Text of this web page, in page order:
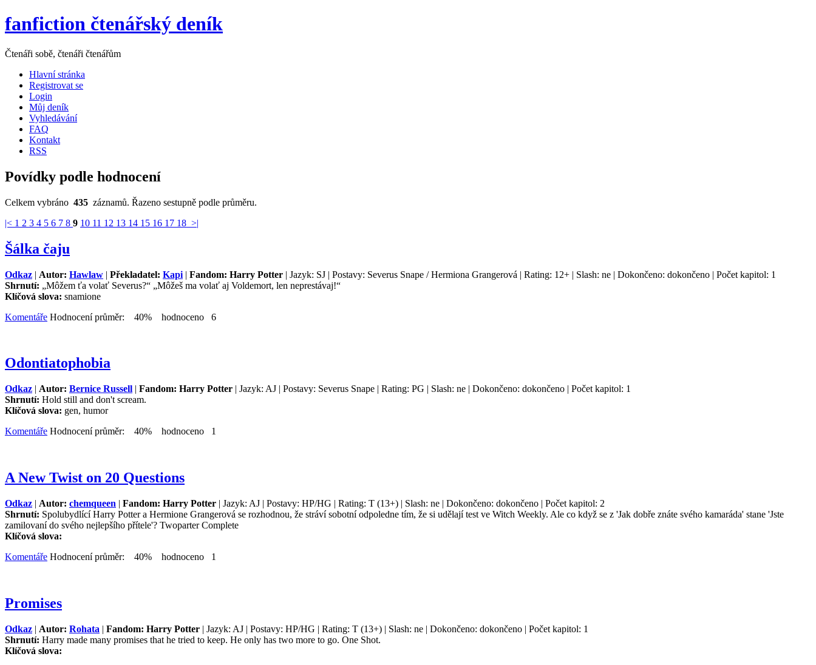
fanfiction čtenářský deník
Čtenáři sobě, čtenáři čtenářům
Hlavní stránka
Registrovat se
Login
Můj deník
Vyhledávání
FAQ
Kontakt
RSS
Povídky podle hodnocení
Celkem vybráno 435 záznamů. Řazeno sestupně podle průměru.
|< 1 2 3 4 5 6 7 8 9 10 11 12 13 14 15 16 17 18 >|
Šálka čaju
Odkaz | Autor: Hawlaw | Překladatel: Kapi | Fandom: Harry Potter | Jazyk: SJ | Postavy: Severus Snape / Hermiona Grangerová | Rating: 12+ | Slash: ne | Dokončeno: dokončeno | Počet kapitol: 1
Shrnutí: „Môžem ťa volať Severus?“ „Môžeš ma volať aj Voldemort, len neprestávaj!“
Klíčová slova: snamione
Komentáře Hodnocení průměr: 40% hodnoceno 6
Odontiatophobia
Odkaz | Autor: Bernice Russell | Fandom: Harry Potter | Jazyk: AJ | Postavy: Severus Snape | Rating: PG | Slash: ne | Dokončeno: dokončeno | Počet kapitol: 1
Shrnutí: Hold still and don't scream.
Klíčová slova: gen, humor
Komentáře Hodnocení průměr: 40% hodnoceno 1
A New Twist on 20 Questions
Odkaz | Autor: chemqueen | Fandom: Harry Potter | Jazyk: AJ | Postavy: HP/HG | Rating: T (13+) | Slash: ne | Dokončeno: dokončeno | Počet kapitol: 2
Shrnutí: Spolubydlící Harry Potter a Hermione Grangerová se rozhodnou, že stráví sobotní odpoledne tím, že si udělají test ve Witch Weekly. Ale co když se z 'Jak dobře znáte svého kamaráda' stane 'Jste
zamilovaní do svého nejlepšího přítele'? Twoparter Complete
Klíčová slova:
Komentáře Hodnocení průměr: 40% hodnoceno 1
Promises
Odkaz | Autor: Rohata | Fandom: Harry Potter | Jazyk: AJ | Postavy: HP/HG | Rating: T (13+) | Slash: ne | Dokončeno: dokončeno | Počet kapitol: 1
Shrnutí: Harry made many promises that he tried to keep. He only has two more to go. One Shot.
Klíčová slova: